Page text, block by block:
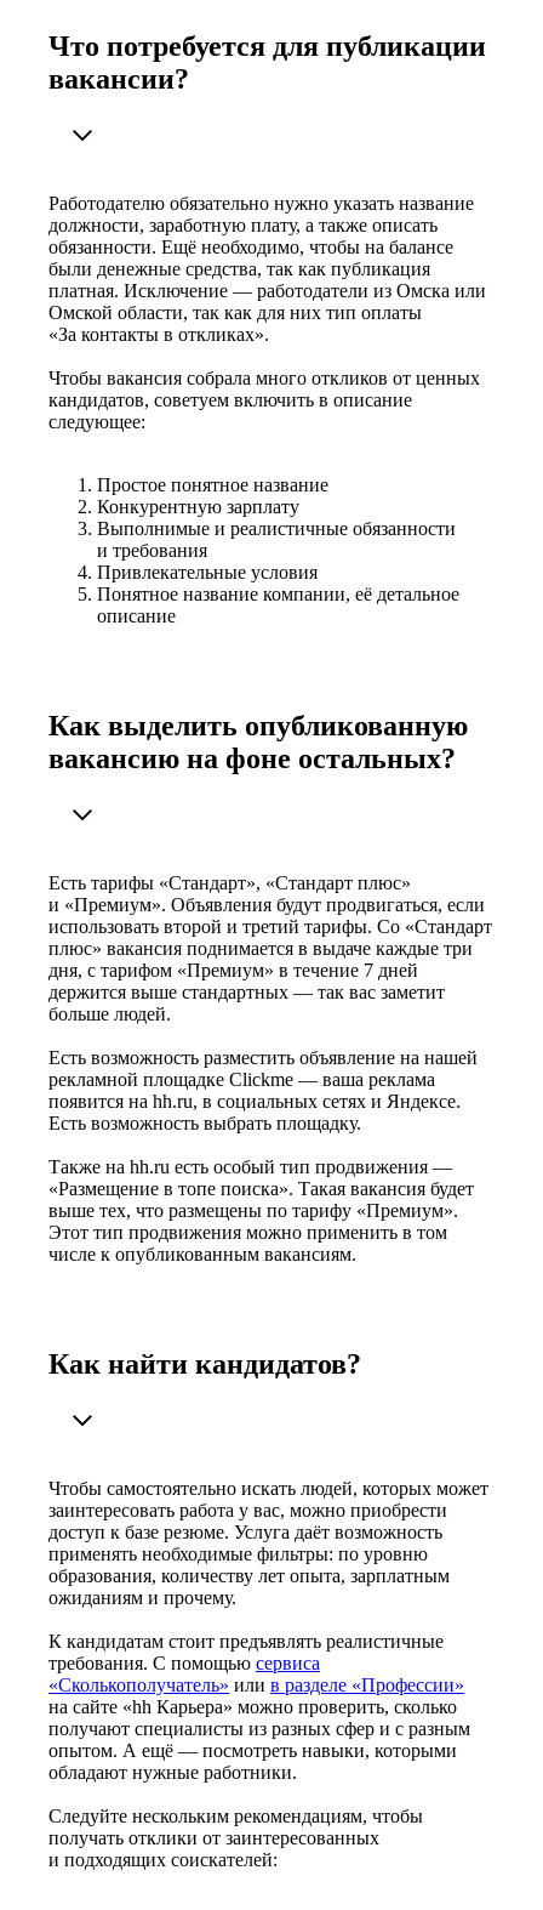
Что потребуется для публикации
вакансии?
Работодателю обязательно нужно указать название
должности, заработную плату, а также описать
обязанности. Ещё необходимо, чтобы на балансе
были денежные средства, так как публикация
платная. Исключение — работодатели из Омска или
Омской области, так как для них тип оплаты
«За контакты в откликах».
Чтобы вакансия собрала много откликов от ценных
кандидатов, советуем включить в описание
следующее:
Простое понятное название
Конкурентную зарплату
Выполнимые и реалистичные обязанности
и требования
Привлекательные условия
Понятное название компании, её детальное
описание
Как выделить опубликованную
вакансию на фоне остальных?
Есть тарифы «Стандарт», «Стандарт плюс»
и «Премиум». Объявления будут продвигаться, если
использовать второй и третий тарифы. Со «Стандарт
плюс» вакансия поднимается в выдаче каждые три
дня, с тарифом «Премиум» в течение 7 дней
держится выше стандартных — так вас заметит
больше людей.
Есть возможность разместить объявление на нашей
рекламной площадке Clickme — ваша реклама
появится на hh.ru, в социальных сетях и Яндексе.
Есть возможность выбрать площадку.
Также на hh.ru есть особый тип продвижения —
«Размещение в топе поиска». Такая вакансия будет
выше тех, что размещены по тарифу «Премиум».
Этот тип продвижения можно применить в том
числе к опубликованным вакансиям.
Как найти кандидатов?
Чтобы самостоятельно искать людей, которых может
заинтересовать работа у вас, можно приобрести
доступ к базе резюме. Услуга даёт возможность
применять необходимые фильтры: по уровню
образования, количеству лет опыта, зарплатным
ожиданиям и прочему.
К кандидатам стоит предъявлять реалистичные
требования. С помощью сервиса
«Сколькополучатель» или в разделе «Профессии»
на сайте «hh Карьера» можно проверить, сколько
получают специалисты из разных сфер и с разным
опытом. А ещё — посмотреть навыки, которыми
обладают нужные работники.
Следуйте нескольким рекомендациям, чтобы
получать отклики от заинтересованных
и подходящих соискателей: